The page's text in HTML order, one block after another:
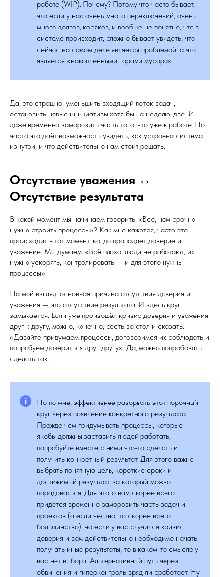
работе (WIP). Почему? Потому что часто бывает,
что если у нас очень много переключений, очень
много долгов, косяков, и вообще не понятно, что в
системе происходит, сложно бывает увидеть, что
сейчас на самом деле является проблемой, а что
является «накопленными горами мусора».
Да, это страшно: уменьшить входящий поток задач,
остановить новые инициативы хотя бы на неделю-две. И
даже временно заморозить часть того, что уже в работе. Но
часто это даёт возможность увидеть, как устроена система
изнутри, и что действительно нам стоит решать.
Отсутствие уважения ↔
Отсутствие результата
В какой момент мы начинаем говорить: «Всё, нам срочно
нужно строить процессы»? Как мне кажется, часто это
происходит в тот момент, когда пропадает доверие и
уважение. Мы думаем: «Всё плохо, люди не работают, их
нужно ускорять, контролировать — и для этого нужны
процессы».
На мой взгляд, основная причина отсутствия доверия и
уважения — это отсутствие результата. И здесь круг
замыкается. Если уже произошёл кризис доверия и уважения
друг к другу, можно, конечно, сесть за стол и сказать:
«Давайте придумаем процессы, договоримся их соблюдать и
попробуем довериться друг другу». Да, можно попробовать
сделать так.
Но по мне, эффективнее разорвать этот порочный
круг через появление конкретного результата.
Прежде чем придумывать процессы, которые
якобы должны заставить людей работать,
попробуйте вместе с ними что-то сделать и
получить конкретный результат. Для этого важно
выбрать понятную цель, короткие сроки и
достижимый результат, за который можно
порадоваться. Для этого вам скорее всего
придётся временно заморозить часть задач и
проектов (а если честно, то скорее всего
большинство), но если у вас случился кризис
доверия и вам действительно необходимо начать
получать иные результаты, то в каком-то смысле у
вас нет выбора. Альтернативный путь через
обвинения и гиперконтроль вряд ли сработает. Ну